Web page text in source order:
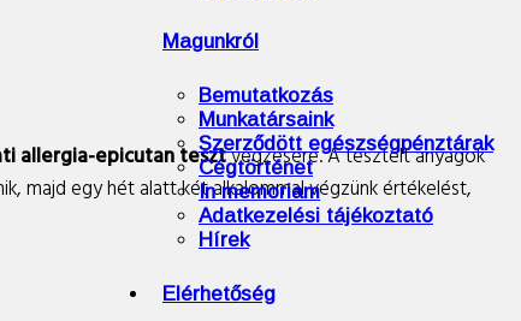
Magunkról
Bemutatkozás
Munkatársaink
Szerződött egészségpénztárak
Cégtörténet
In memoriam
Adatkezelési tájékoztató
Hírek
Elérhetőség
allergia-epicutan tesztvégzésére. A tesztelt anyagok
majd egy hét alatt két alkalommal végzünk értékelést,